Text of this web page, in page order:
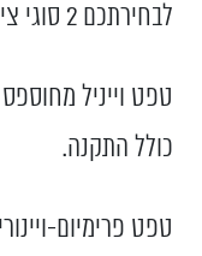
לבחירתכם 2 סוגי ציפויים :
כולל התקנה.